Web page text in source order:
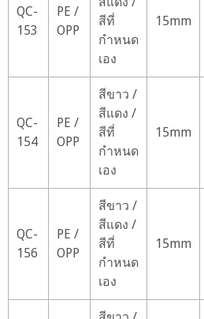
QC-
153
PE /
OPP
สีที่
กำหนด
เอง
15mm
QC-
154
PE /
OPP
สีขาว /
สีแดง /
สีที่
กำหนด
เอง
15mm
QC-
156
PE /
OPP
สีขาว /
สีแดง /
สีที่
กำหนด
เอง
15mm